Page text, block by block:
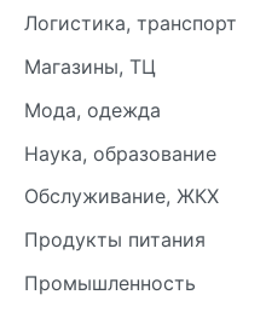
Логистика, транспорт
Магазины, ТЦ
Мода, одежда
Наука, образование
Обслуживание, ЖКХ
Продукты питания
Промышленность